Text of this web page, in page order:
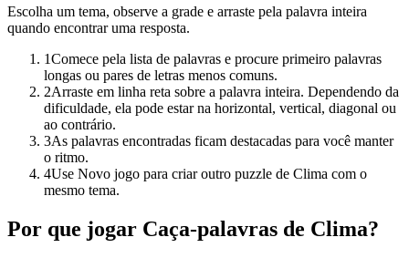
Escolha um tema, observe a grade e arraste pela palavra inteira
quando encontrar uma resposta.
1Comece pela lista de palavras e procure primeiro palavras
longas ou pares de letras menos comuns.
2Arraste em linha reta sobre a palavra inteira. Dependendo da
dificuldade, ela pode estar na horizontal, vertical, diagonal ou
ao contrário.
3As palavras encontradas ficam destacadas para você manter
o ritmo.
4Use Novo jogo para criar outro puzzle de Clima com o
mesmo tema.
Por que jogar Caça-palavras de Clima?